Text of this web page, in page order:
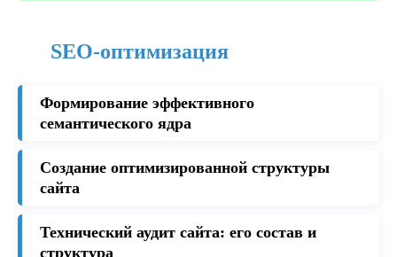
SEO-оптимизация
Формирование эффективного
семантического ядра
Создание оптимизированной структуры
сайта
Технический аудит сайта: его состав и
структура